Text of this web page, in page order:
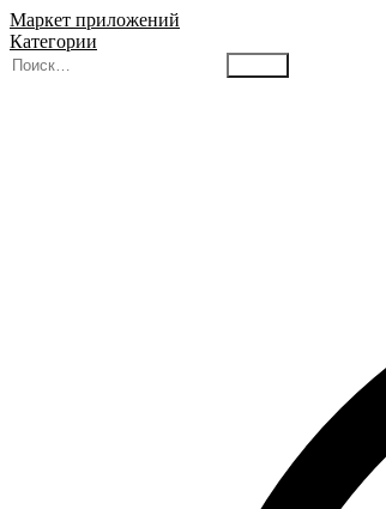
Маркет приложений
Категории